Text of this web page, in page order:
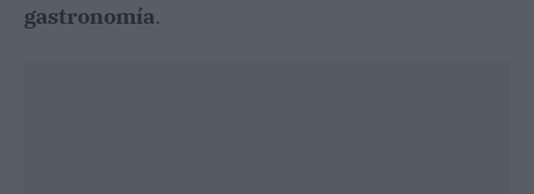
gastronomía.